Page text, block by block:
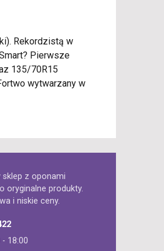
Rekordzistą w
Pierwsze
135/70R15
wytwarzany w
sklep z oponami
oryginalne produkty.
i niskie ceny.
- 18:00